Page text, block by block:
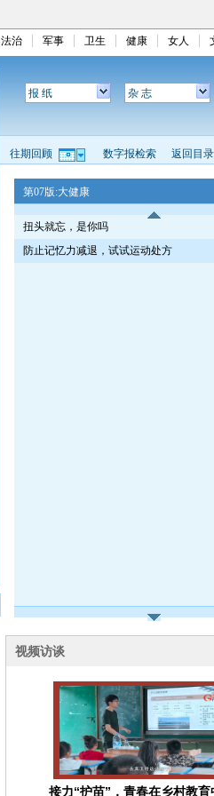
法治 军事 卫生 健康 女人
报 纸 杂 志
往期回顾 数字报检索 返回目录
第07版:大健康
扭头就忘，是你吗
防止记忆力减退，试试运动处方